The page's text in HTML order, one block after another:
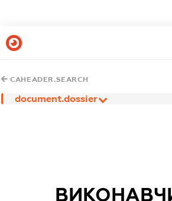
CAHEADER.SEARCH
document.dossier